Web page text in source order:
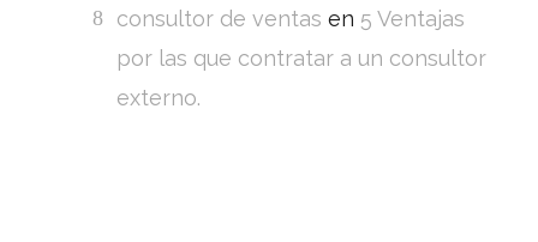
consultor de ventas en 5 Ventajas
por las que contratar a un consultor
externo.